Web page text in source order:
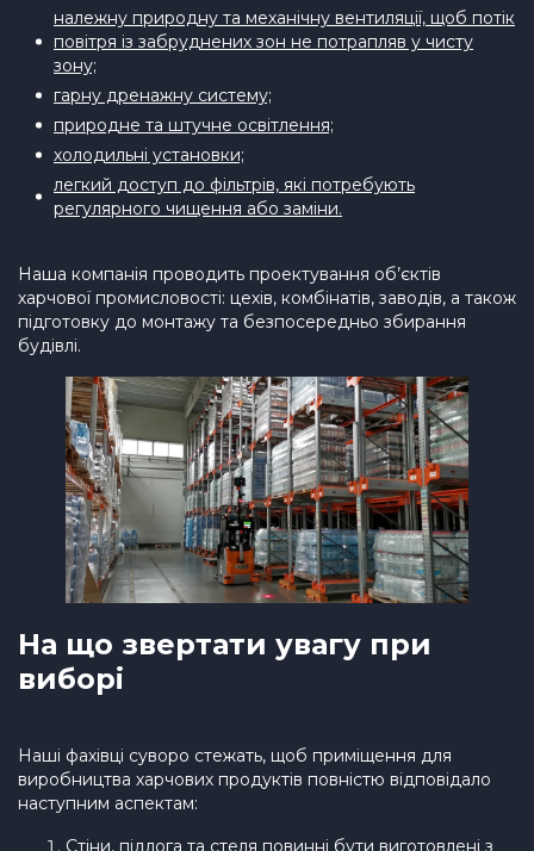
належну природну та механічну вентиляції, щоб потік
повітря із забруднених зон не потрапляв у чисту
зону;
гарну дренажну систему;
природне та штучне освітлення;
холодильні установки;
легкий доступ до фільтрів, які потребують
регулярного чищення або заміни.
Наша компанія проводить проектування об’єктів
харчової промисловості: цехів, комбінатів, заводів, а також
підготовку до монтажу та безпосередньо збирання
будівлі.
На що звертати увагу при
виборі
Наші фахівці суворо стежать, щоб приміщення для
виробництва харчових продуктів повністю відповідало
наступним аспектам:
Стіни, підлога та стеля повинні бути виготовлені з